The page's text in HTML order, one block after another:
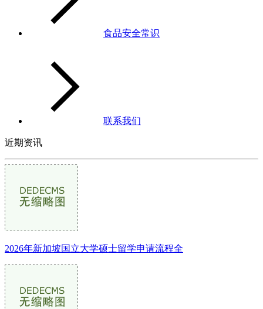
食品安全常识
联系我们
近期资讯
2026年新加坡国立大学硕士留学申请流程全